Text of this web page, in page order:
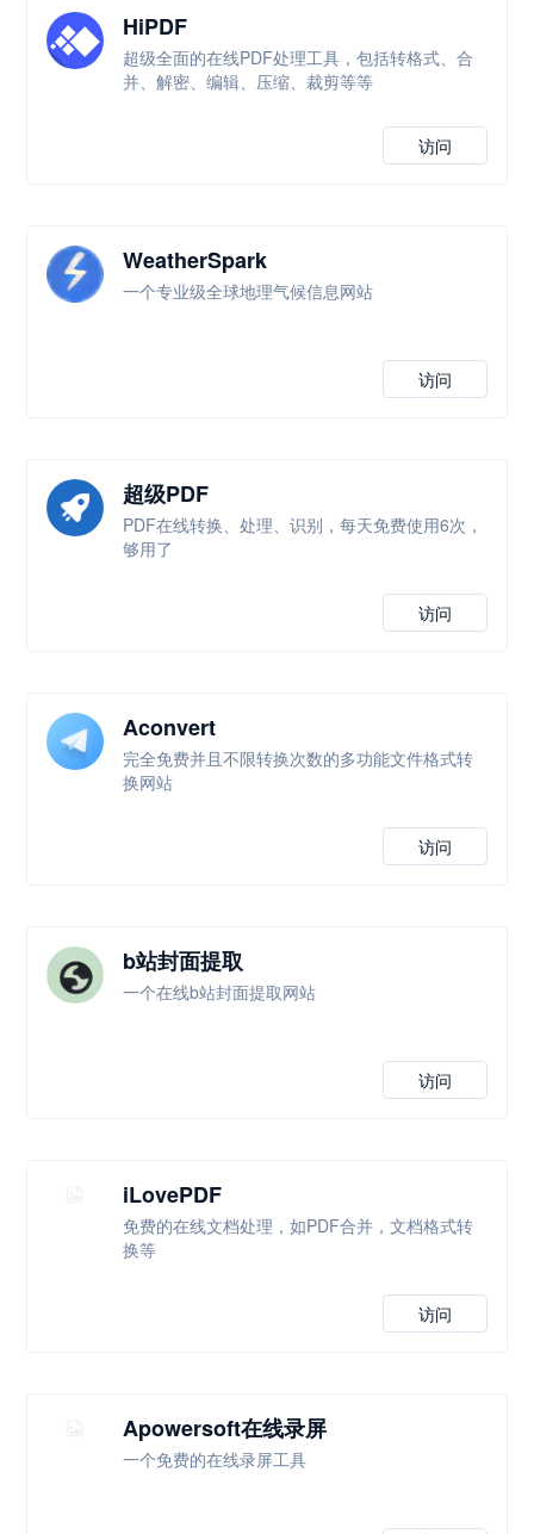
HiPDF
超级全面的在线PDF处理工具，包括转格式、合
并、解密、编辑、压缩、裁剪等等
访问
WeatherSpark
一个专业级全球地理气候信息网站
访问
超级PDF
PDF在线转换、处理、识别，每天免费使用6次，
够用了
访问
Aconvert
完全免费并且不限转换次数的多功能文件格式转
换网站
访问
b站封面提取
一个在线b站封面提取网站
访问
iLovePDF
免费的在线文档处理，如PDF合并，文档格式转
换等
访问
Apowersoft在线录屏
一个免费的在线录屏工具